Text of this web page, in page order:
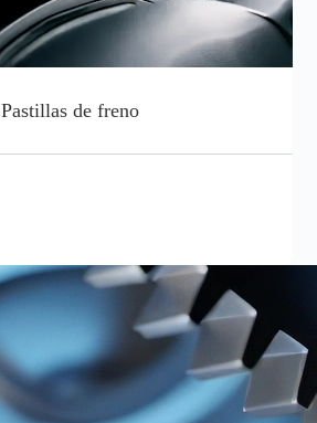
Pastillas de freno